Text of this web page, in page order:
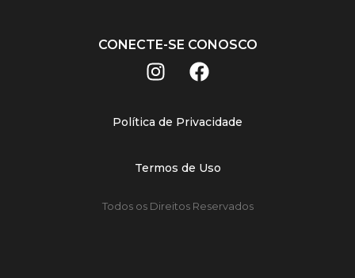
CONECTE-SE CONOSCO
Política de Privacidade
Termos de Uso
Todos os Direitos Reservados